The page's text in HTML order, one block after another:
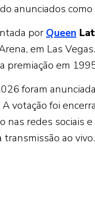
anunciados
por Queen
em Las
premiação em
foram
votação foi
nas redes sociais
ao vivo.